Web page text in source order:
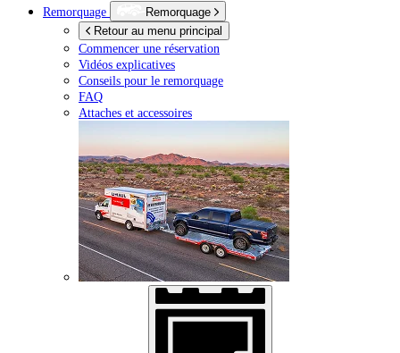
Remorquage
Remorquage
Retour au menu principal
Commencer une réservation
Vidéos explicatives
Conseils pour le remorquage
FAQ
Attaches et accessoires